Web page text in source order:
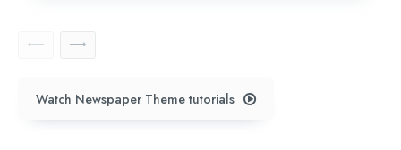
Watch Newspaper Theme tutorials